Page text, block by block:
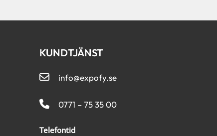
KUNDTJÄNST
info@expofy.se
0771 – 75 35 00
Telefontid